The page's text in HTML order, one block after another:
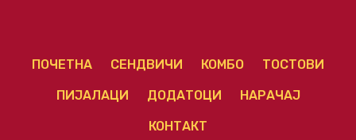
ПОЧЕТНА СЕНДВИЧИ КОМБО ТОСТОВИ
ПИЈАЛАЦИ ДОДАТОЦИ НАРАЧАЈ
КОНТАКТ